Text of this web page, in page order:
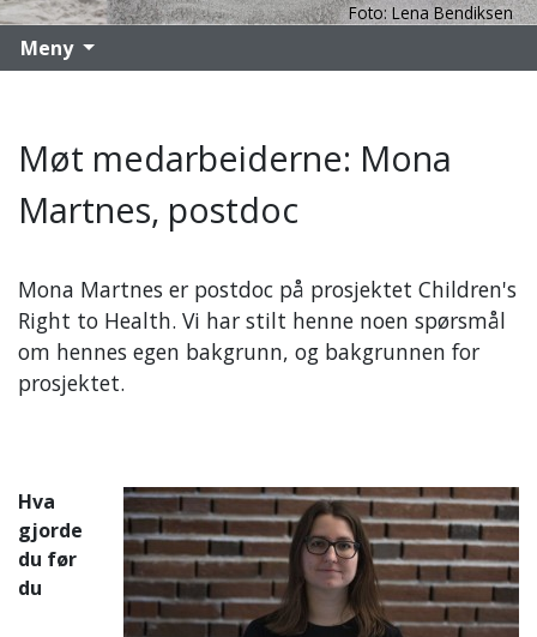
Foto: Lena Bendiksen
Meny
Møt medarbeiderne: Mona
Martnes, postdoc
Mona Martnes er postdoc på prosjektet Children's
Right to Health. Vi har stilt henne noen spørsmål
om hennes egen bakgrunn, og bakgrunnen for
prosjektet.
Hva
gjorde
du før
du